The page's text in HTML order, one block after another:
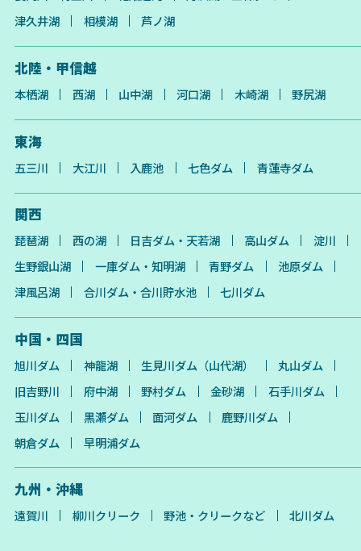
津久井湖
相模湖 芦ノ湖
北陸・甲信越
本栖湖 西湖 山中湖 河口湖 木崎湖 野尻湖
東海
五三川 大江川 入鹿池 七色ダム 青蓮寺ダム
関西
琵琶湖 西の湖 日吉ダム・天若湖 高山ダム
淀川
生野銀山湖
一庫ダム・知明湖 青野ダム
池原ダム
津風呂湖
合川ダム・合川貯水池 七川ダム
中国・四国
旭川ダム 神龍湖 生見川ダム（山代湖）
丸山ダム
旧吉野川
府中湖 野村ダム 金砂湖
石手川ダム
玉川ダム
黒瀬ダム 面河ダム
鹿野川ダム
朝倉ダム
早明浦ダム
九州・沖縄
遠賀川 柳川クリーク 野池・クリークなど 北川ダム